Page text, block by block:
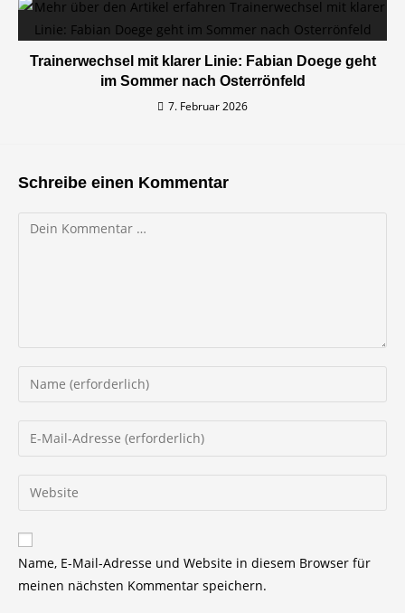
Trainerwechsel mit klarer Linie: Fabian Doege geht
im Sommer nach Osterrönfeld
7. Februar 2026
Schreibe einen Kommentar
Kommentar
Gib
deinen
Namen
oder
zum
Kommentieren
ein
Gib
deine
E-
Mail-
zum
Kommentieren
ein
Gib
deine
Website-
URL
Name, E-Mail-Adresse und Website in diesem Browser für
meinen nächsten Kommentar speichern.